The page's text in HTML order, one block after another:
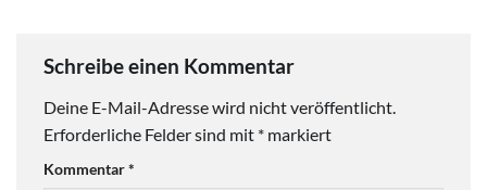
Schreibe einen Kommentar
Deine E-Mail-Adresse wird nicht veröffentlicht.
Erforderliche Felder sind mit * markiert
Kommentar*